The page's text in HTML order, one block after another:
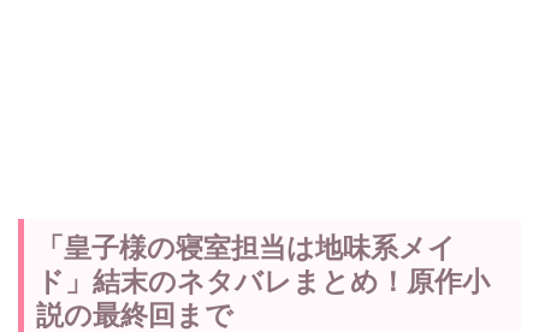
「皇子様の寝室担当は地味系メイ
ド」結末のネタバレまとめ！原作小
説の最終回まで